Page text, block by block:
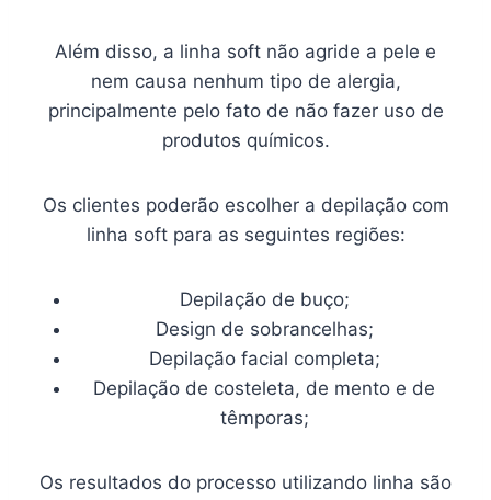
Além disso, a linha soft não agride a pele e
nem causa nenhum tipo de alergia,
principalmente pelo fato de não fazer uso de
produtos químicos.
Os clientes poderão escolher a depilação com
linha soft para as seguintes regiões:
Depilação de buço;
Design de sobrancelhas;
Depilação facial completa;
Depilação de costeleta, de mento e de
têmporas;
Os resultados do processo utilizando linha são